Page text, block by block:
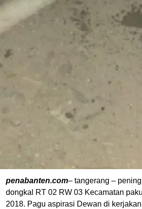
penabanten.com– tangerang –
dongkal RT 02 RW 03 Kecamatan
2018. Pagu aspirasi Dewan di